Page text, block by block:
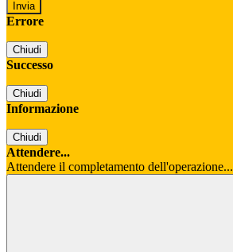
Errore
Chiudi
Successo
Chiudi
Informazione
Chiudi
Attendere...
Attendere il completamento dell'operazione...